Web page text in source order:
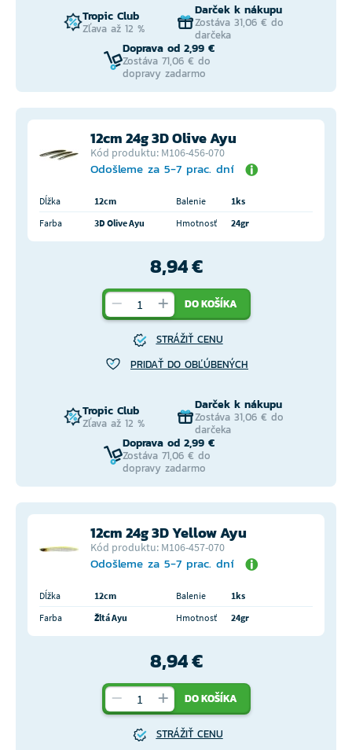
Tropic Club
Zľava až 12 %
Darček k nákupu
Zostáva 31,06 € do
darčeka
Doprava od 2,99 €
Zostáva 71,06 € do
dopravy zadarmo
12cm 24g 3D Olive Ayu
Kód produktu: M106-456-070
Odošleme za 5-7 prac. dní
Dĺžka 12cm Balenie
1ks
Farba
3D Olive Ayu Hmotnosť 24gr
8,94 €
DO KOŠÍKA
STRÁŽIŤ CENU
PRIDAŤ DO OBĽÚBENÝCH
Tropic Club
Zľava až 12 %
Darček k nákupu
Zostáva 31,06 € do
darčeka
Doprava od 2,99 €
Zostáva 71,06 € do
dopravy zadarmo
12cm 24g 3D Yellow Ayu
Kód produktu: M106-457-070
Odošleme za 5-7 prac. dní
Dĺžka 12cm Balenie
1ks
Farba
Žltá Ayu Hmotnosť 24gr
8,94 €
DO KOŠÍKA
STRÁŽIŤ CENU